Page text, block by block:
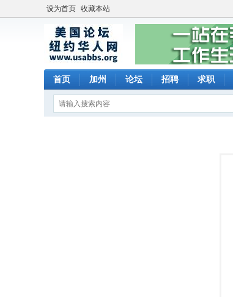
设为首页 收藏本站
首页 加州 论坛 招聘 求职